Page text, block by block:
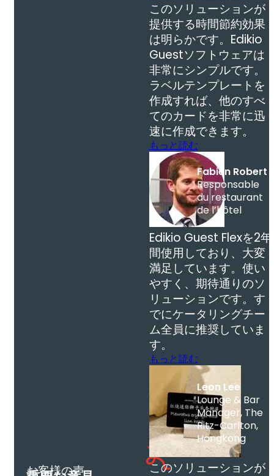
お客様の声
このソリューションが
提供する時間節約効果
は明らかです。Edikio
Guestソフトウェアは
非常にシンプルです。
ラベルテンプレートを
作成すれば、他のすべ
てのカードを非常に迅
速に作成できます。
もっと読む
Fabien Robert
Responsable
du restaurant
de l’hôtel
Edikio Guest Flexを2年
間使用しており、大変
満足しています。使い
やすく、期待通りのソ
リューションです。す
でにケータリングチー
ム全員に推奨していま
す。
もっと読む
Leon Lee
Lounge & Bar
Manager, The
Ritz-Carlton,
Hongkong
このソリューションが